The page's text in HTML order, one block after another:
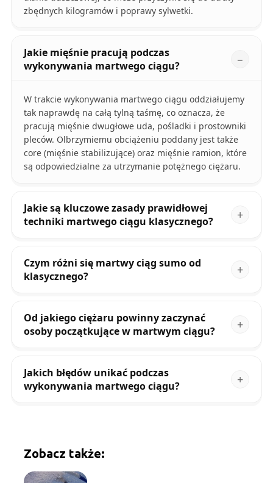
zbędnych kilogramów i poprawy sylwetki.
Jakie mięśnie pracują podczas
wykonywania martwego ciągu?
W trakcie wykonywania martwego ciągu oddziałujemy
tak naprawdę na całą tylną taśmę, co oznacza, że
pracują mięśnie dwugłowe uda, pośladki i prostowniki
pleców. Olbrzymiemu obciążeniu poddany jest także
core (mięśnie stabilizujące) oraz mięśnie ramion, które
są odpowiedzialne za utrzymanie potężnego ciężaru.
Jakie są kluczowe zasady prawidłowej
techniki martwego ciągu klasycznego?
Czym różni się martwy ciąg sumo od
klasycznego?
Od jakiego ciężaru powinny zaczynać
osoby początkujące w martwym ciągu?
Jakich błędów unikać podczas
wykonywania martwego ciągu?
Zobacz także: